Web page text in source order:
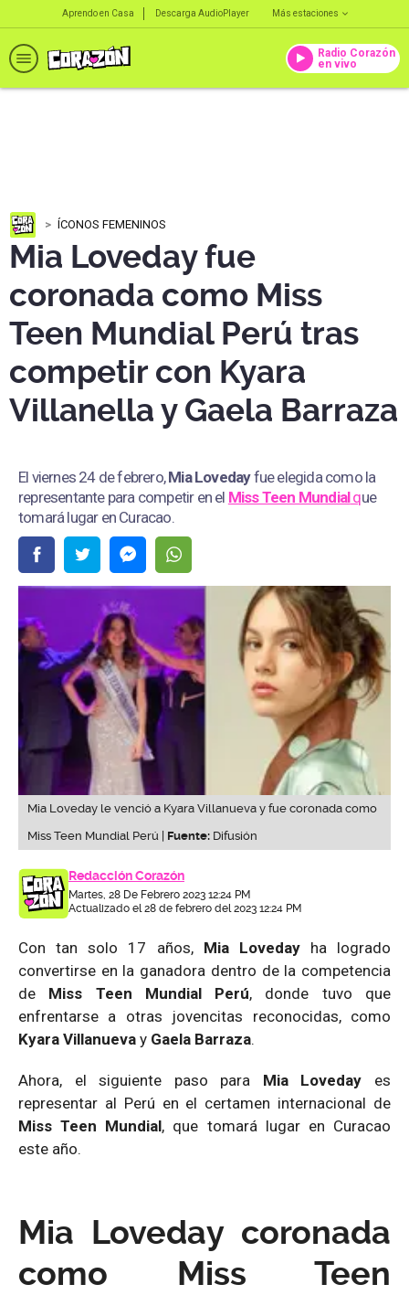
Aprendo en Casa Descarga AudioPlayer Más estaciones
Radio Corazón
en vivo
ÍCONOS FEMENINOS
Mia Loveday fue
coronada como Miss
Teen Mundial Perú tras
competir con Kyara
Villanella y Gaela Barraza
El viernes 24 de febrero,Mia Lovedayfue elegida como la
representante para competir en el Miss Teen Mundialque
tomará lugar en Curacao.
Mia Loveday le venció a Kyara Villanueva y fue coronada como
Miss Teen Mundial Perú | Fuente: Difusión
Redacción Corazón
Martes, 28 De Febrero 2023 12:24 PM
Actualizado el 28 de febrero del 2023 12:24 PM
Con tan solo 17 años, Mia Lovedayha logrado
convertirse en la ganadora dentro de la competencia
de Miss Teen Mundial Perú, donde tuvo que
enfrentarse a otras jovencitas reconocidas, como
Kyara Villanueva y Gaela Barraza.
Ahora, el siguiente paso para Mia Loveday es
representar al Perú en el certamen internacional de
Miss Teen Mundial, que tomará lugar en Curacao
este año.
Mia Loveday coronada
como Miss Teen